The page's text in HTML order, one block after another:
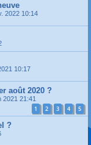
2022 10:14
10:17
août 2020 ?
2021 21:41
1 2 3 4 5
?